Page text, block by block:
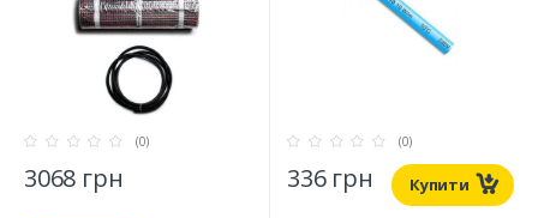
(0)
3068 грн
(0)
336 грн Купити